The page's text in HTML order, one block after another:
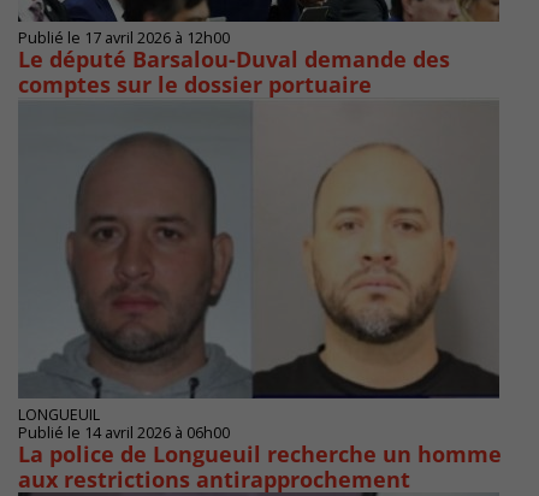
Publié le 17 avril 2026 à 12h00
Le député Barsalou-Duval demande des
comptes sur le dossier portuaire
LONGUEUIL
Publié le 14 avril 2026 à 06h00
La police de Longueuil recherche un homme
aux restrictions antirapprochement